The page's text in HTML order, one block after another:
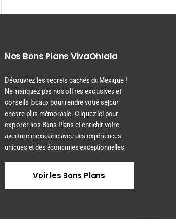
Nos Bons Plans VivaOhlala
Découvrez les secrets cachés du Mexique !
Ne manquez pas nos offres exclusives et
conseils locaux pour rendre votre séjour
encore plus mémorable. Cliquez ici pour
explorer nos Bons Plans et enrichir votre
aventure mexicaine avec des expériences
uniques et des économies exceptionnelles
Voir les Bons Plans